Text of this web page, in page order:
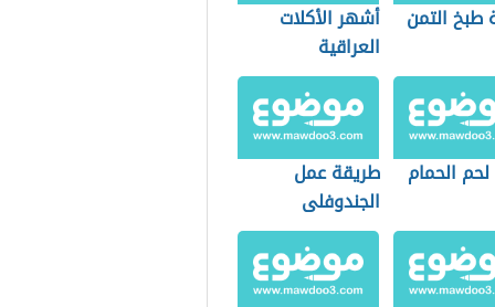
طبخ التمن
أشهر الأكلات
العراقية
الحمام
طريقة عمل
الجندوفلى